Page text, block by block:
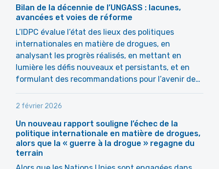
Bilan de la décennie de l’UNGASS : lacunes,
avancées et voies de réforme
L’IDPC évalue l’état des lieux des politiques
internationales en matière de drogues, en
analysant les progrès réalisés, en mettant en
lumière les défis nouveaux et persistants, et en
formulant des recommandations pour l’avenir de…
2 février 2026
Un nouveau rapport souligne l’échec de la
politique internationale en matière de drogues,
alors que la « guerre à la drogue » regagne du
terrain